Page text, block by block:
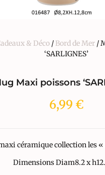
& Déco / Bord de Mer /
‘SARLIGNES’
Maxi poissons
6,99 €
céramique collection les «
Dimensions Diam8.2 x